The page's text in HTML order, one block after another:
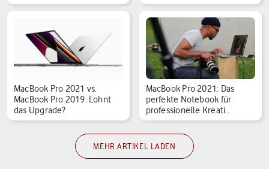
MacBook Pro 2021 vs.
MacBook Pro 2019: Lohnt
das Upgrade?
MacBook Pro 2021: Das
perfekte Notebook für
professionelle Kreati…
MEHR ARTIKEL LADEN